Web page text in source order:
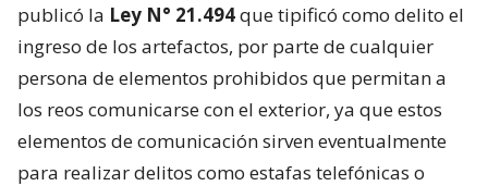
publicó la Ley N° 21.494que tipificó como delito el
ingreso de los artefactos, por parte de cualquier
persona de elementos prohibidos que permitan a
los reos comunicarse con el exterior, ya que estos
elementos de comunicación sirven eventualmente
para realizar delitos como estafas telefónicas o